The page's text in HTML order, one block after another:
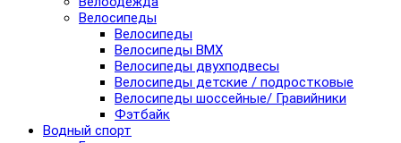
Велосипеды
Велосипеды
Велосипеды BMX
Велосипеды двухподвесы
Велосипеды детские / подростковые
Велосипеды шоссейные/ Гравийники
Фэтбайк
Водный спорт